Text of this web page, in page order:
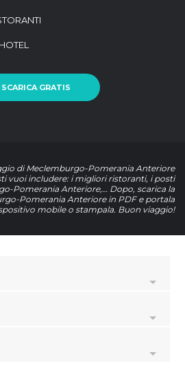
SCARICA GRATIS
di Meclemburgo-Pomerania Anteriore
vuoi includere: i migliori ristoranti, i posti
Pomerania Anteriore,… Dopo, scarica la
Pomerania Anteriore in PDF e portala
mobile o stampala. Buon viaggio!